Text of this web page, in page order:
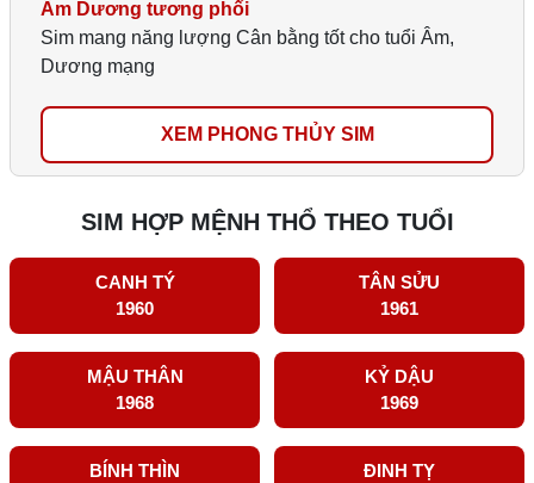
Âm Dương tương phối
Sim mang năng lượng Cân bằng tốt cho tuổi Âm,
Dương mạng
XEM PHONG THỦY SIM
SIM HỢP MỆNH THỔ THEO TUỔI
CANH TÝ
1960
TÂN SỬU
1961
MẬU THÂN
1968
KỶ DẬU
1969
BÍNH THÌN
ĐINH TỴ